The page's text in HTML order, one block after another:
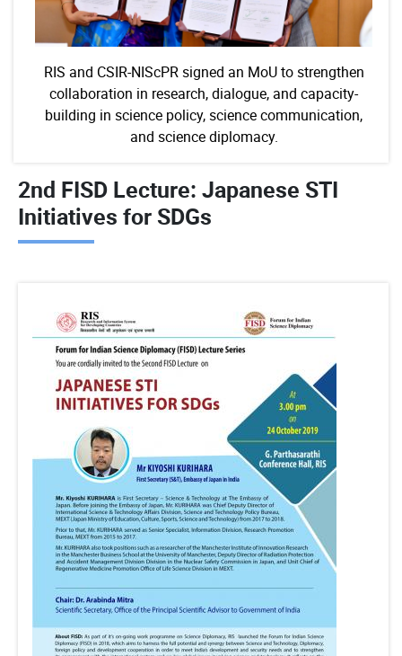
RIS and CSIR-NIScPR signed an MoU to strengthen
collaboration in research, dialogue, and capacity-
building in science policy, science communication,
and science diplomacy.
2nd FISD Lecture: Japanese STI
Initiatives for SDGs